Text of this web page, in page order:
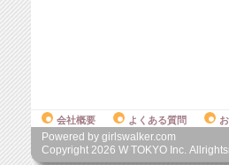
会社概要 よくある質問
Powered by girlswalker.com
Copyright 2026 W TOKYO Inc.